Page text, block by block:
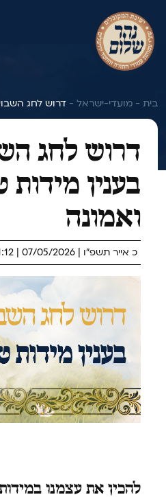
בית - מועדי-ישראל - דרוש לחג
דרוש לחג
בענין מידות
ואמונה
כ אייר תשפ"ו | 07/05/2026 | 21:12
להכין את עצמנו